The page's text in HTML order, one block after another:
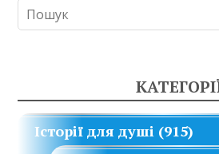
Історії для душі (915)